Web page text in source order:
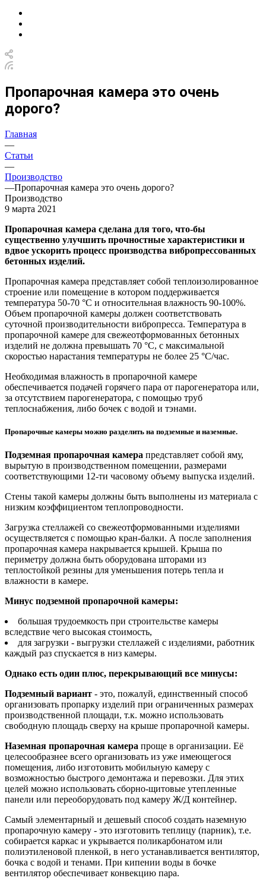
Пропарочная камера это очень
дорого?
Главная
—
Статьи
—
Производство
—Пропарочная камера это очень дорого?
Производство
9 марта 2021
Пропарочная камера сделана для того, что-бы
существенно улучшить прочностные характеристики и
вдвое ускорить процесс производства вибропрессованных
бетонных изделий.
Пропарочная камера представляет собой теплоизолированное
строение или помещение в котором поддерживается
температура 50-70 °С и относительная влажность 90-100%.
Объем пропарочной камеры должен соответствовать
суточной производительности вибропресса. Температура в
пропарочной камере для свежеотформованных бетонных
изделий не должна превышать 70 °С, с максимальной
скоростью нарастания температуры не более 25 °С/час.
Необходимая влажность в пропарочной камере
обеспечивается подачей горячего пара от парогенератора или,
за отсутствием парогенератора, с помощью труб
теплоснабжения, либо бочек с водой и тэнами.
Пропарочные камеры можно разделить на подземные и наземные.
Подземная пропарочная камера представляет собой яму,
вырытую в производственном помещении, размерами
соответствующими 12-ти часовому объему выпуска изделий.
Стены такой камеры должны быть выполнены из материала с
низким коэффициентом теплопроводности.
Загрузка стеллажей со свежеотформованными изделиями
осуществляется с помощью кран-балки. А после заполнения
пропарочная камера накрывается крышей. Крыша по
периметру должна быть оборудована шторами из
теплостойкой резины для уменьшения потерь тепла и
влажности в камере.
Минус подземной пропарочной камеры:
большая трудоемкость при строительстве камеры
вследствие чего высокая стоимость,
для загрузки - выгрузки стеллажей с изделиями, работник
каждый раз спускается в низ камеры.
Однако есть один плюс, перекрывающий все минусы:
Подземный вариант - это, пожалуй, единственный способ
организовать пропарку изделий при ограниченных размерах
производственной площади, т.к. можно использовать
свободную площадь сверху на крыше пропарочной камеры.
Наземная пропарочная камера проще в организации. Её
целесообразнее всего организовать из уже имеющегося
помещения, либо изготовить мобильную камеру с
возможностью быстрого демонтажа и перевозки. Для этих
целей можно использовать сборно-щитовые утепленные
панели или переоборудовать под камеру Ж/Д контейнер.
Самый элементарный и дешевый способ создать наземную
пропарочную камеру - это изготовить теплицу (парник), т.е.
собирается каркас и укрывается поликарбонатом или
полиэтиленовой пленкой, в него устанавливается вентилятор,
бочка с водой и тенами. При кипении воды в бочке
вентилятор обеспечивает конвекцию пара.